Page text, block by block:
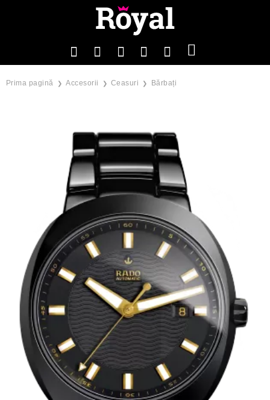
Prima pagină Accesorii Ceasuri Bărbați